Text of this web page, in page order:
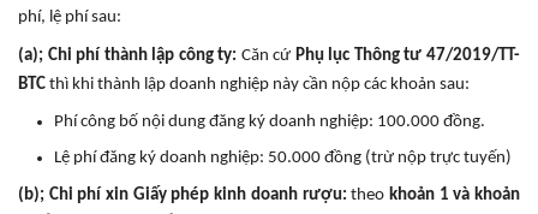
phí, lệ phí sau:
(a); Chi phí thành lập công ty: Căn cứ Phụ lục Thông tư 47/2019/TT-
BTC thì khi thành lập doanh nghiệp này cần nộp các khoản sau:
Phí công bố nội dung đăng ký doanh nghiệp: 100.000 đồng.
Lệ phí đăng ký doanh nghiệp: 50.000 đồng (trừ nộp trực tuyến)
(b); Chi phí xin Giấy phép kinh doanh rượu: theo khoản 1 và khoản